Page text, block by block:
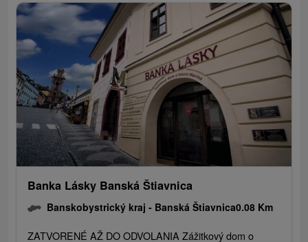
Banka Lásky Banská Štiavnica
Banskobystrický kraj - Banská Štiavnica0.08 Km
ZATVORENÉ AŽ DO ODVOLANIA Zážitkový dom o